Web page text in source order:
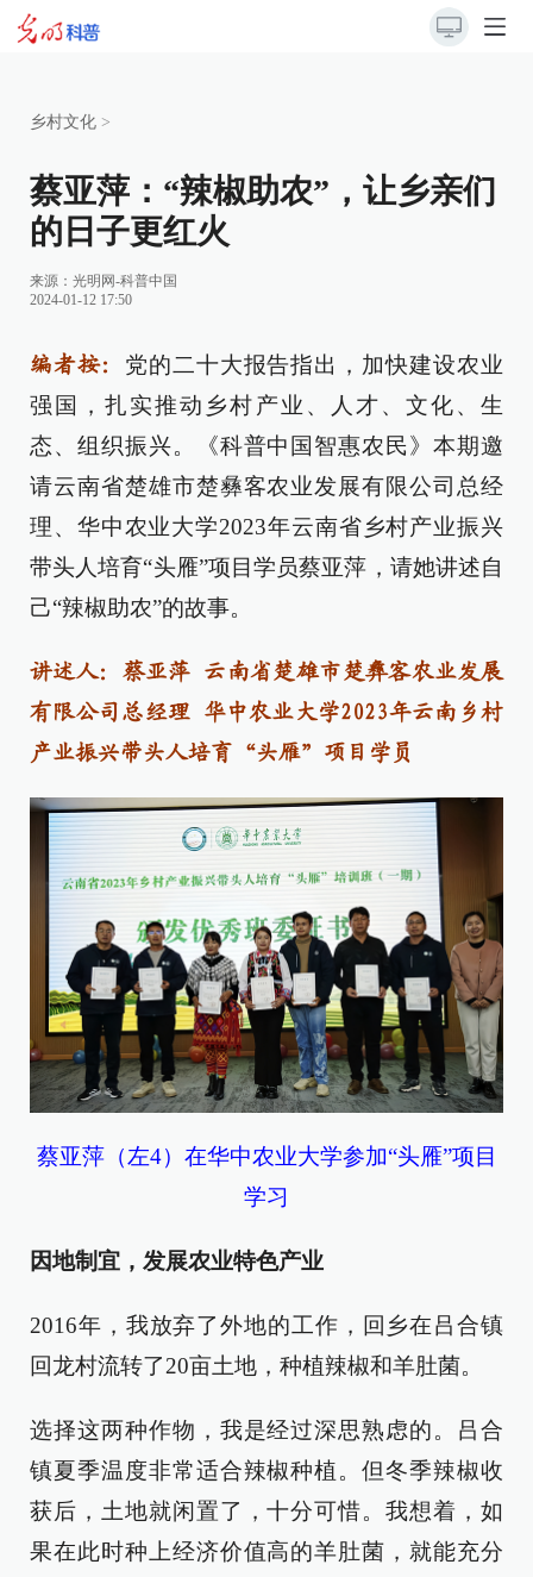
乡村文化 >
蔡亚萍：“辣椒助农”，让乡亲们
的日子更红火
来源： 光明网-科普中国
2024-01-12 17:50
编者按： 党的二十大报告指出，加快建设农业
强国，扎实推动乡村产业、人才、文化、生
态、组织振兴。《科普中国智惠农民》本期邀
请云南省楚雄市楚彝客农业发展有限公司总经
理、华中农业大学2023年云南省乡村产业振兴
带头人培育“头雁”项目学员蔡亚萍，请她讲述自
己“辣椒助农”的故事。
讲述人：蔡亚萍 云南省楚雄市楚彝客农业发展
有限公司总经理 华中农业大学2023年云南乡村
产业振兴带头人培育“头雁”项目学员
蔡亚萍（左4）在华中农业大学参加“头雁”项目
学习
因地制宜，发展农业特色产业
2016年，我放弃了外地的工作，回乡在吕合镇
回龙村流转了20亩土地，种植辣椒和羊肚菌。
选择这两种作物，我是经过深思熟虑的。吕合
镇夏季温度非常适合辣椒种植。但冬季辣椒收
获后，土地就闲置了，十分可惜。我想着，如
果在此时种上经济价值高的羊肚菌，就能充分